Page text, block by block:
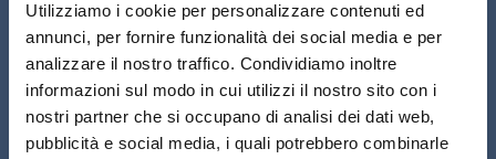
Utilizziamo i cookie per personalizzare contenuti ed
annunci, per fornire funzionalità dei social media e per
analizzare il nostro traffico. Condividiamo inoltre
informazioni sul modo in cui utilizzi il nostro sito con i
nostri partner che si occupano di analisi dei dati web,
pubblicità e social media, i quali potrebbero combinarle